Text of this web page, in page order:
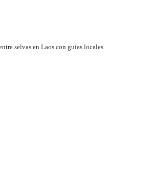
selvas en Laos con guías locales